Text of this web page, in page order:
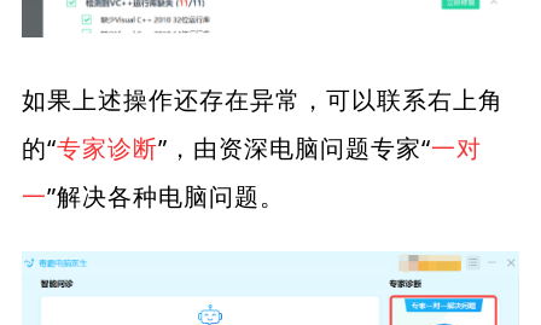
如果上述操作还存在异常，可以联系右上角
的“专家诊断”，由资深电脑问题专家“一对
一”解决各种电脑问题。